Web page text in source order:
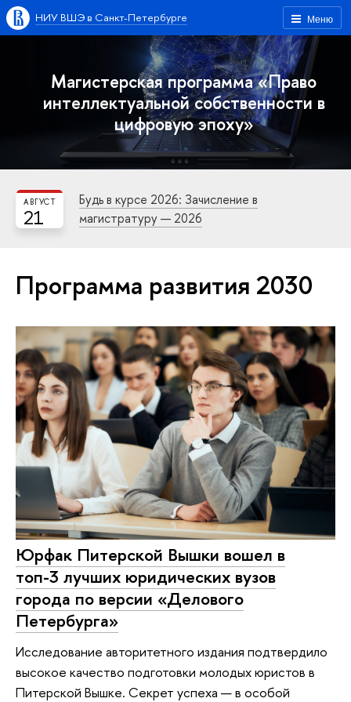
Меню
НИУ ВШЭ в Санкт-Петербурге
Магистерская программа «Право
интеллектуальной собственности в
цифровую эпоху»
21
АВГУСТ
Будь в курсе 2026: Зачисление в
магистратуру — 2026
Программа развития 2030
Юрфак Питерской Вышки вошел в
топ-3 лучших юридических вузов
города по версии «Делового
Петербурга»
Исследование авторитетного издания подтвердило
высокое качество подготовки молодых юристов в
Питерской Вышке. Секрет успеха — в особой